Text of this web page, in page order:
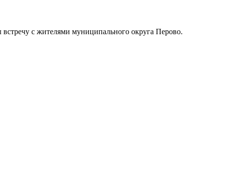
с жителями муниципального округа Перово.